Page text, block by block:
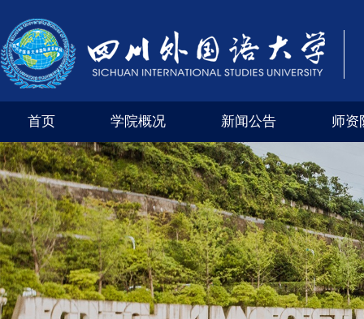
首页 学院概况 新闻公告 师资
学院风采 外交外事市级实验教学示范中心（四